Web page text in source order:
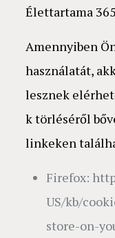
Élettartama
Amennyiben
használatát,
lesznek
k törléséről
linkeken
Firefox:
US/kb/
store-on-